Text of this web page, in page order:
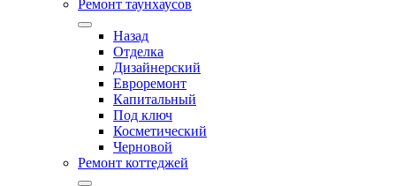
Ремонт таунхаусов
Назад
Отделка
Дизайнерский
Евроремонт
Капитальный
Под ключ
Косметический
Черновой
Ремонт коттеджей